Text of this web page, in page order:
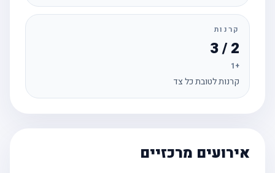
קרנות
קרנות לטובת כל צד
אירועים מרכזיים